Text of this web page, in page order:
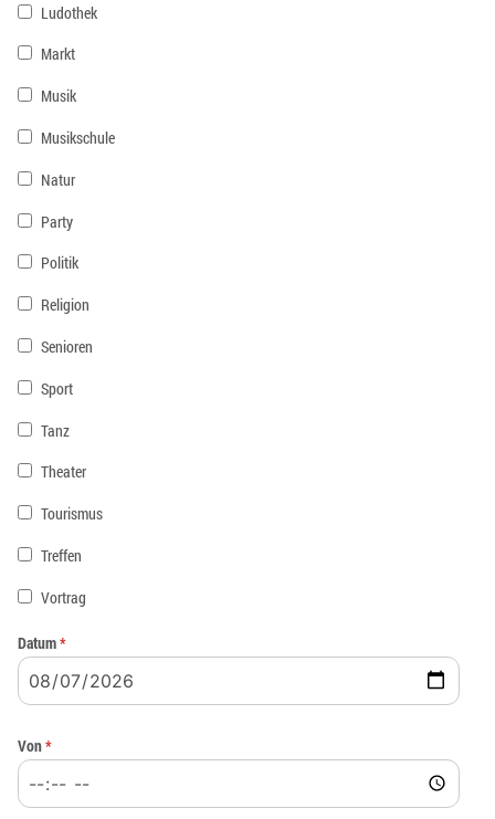
Ludothek
Markt
Musik
Musikschule
Natur
Party
Politik
Religion
Senioren
Sport
Tanz
Theater
Tourismus
Treffen
Vortrag
Datum*
Von*